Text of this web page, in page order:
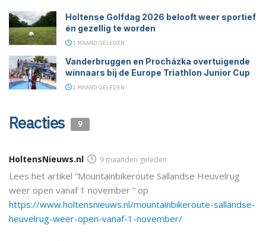
Holtense Golfdag 2026 belooft weer sportief
én gezellig te worden
1 MAAND GELEDEN
Vanderbruggen en Procházka overtuigende
winnaars bij de Europe Triathlon Junior Cup
1 MAAND GELEDEN
Reacties 9
HoltensNieuws.nl 9 maanden geleden
Lees het artikel “Mountainbikeroute Sallandse Heuvelrug
weer open vanaf 1 november ” op
https://www.holtensnieuws.nl/mountainbikeroute-sallandse-
heuvelrug-weer-open-vanaf-1-november/